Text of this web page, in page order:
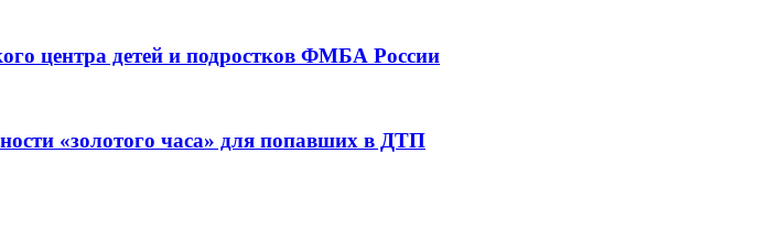
центра детей и подростков ФМБА России
«золотого часа» для попавших в ДТП